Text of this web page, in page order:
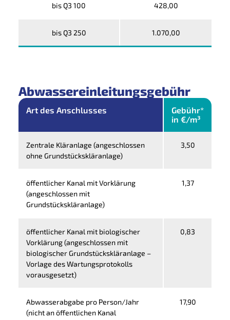
bis Q3 100 428,00
bis Q3 250 1.070,00
Abwassereinleitungsgebühr
Art des Anschlusses
Gebühr*
in €/m³
Zentrale Kläranlage (angeschlossen
ohne Grundstückskläranlage)
3,50
öffentlicher Kanal mit Vorklärung
(angeschlossen mit
Grundstückskläranlage)
1,37
öffentlicher Kanal mit biologischer
Vorklärung (angeschlossen mit
biologischer Grundstückskläranlage –
Vorlage des Wartungsprotokolls
vorausgesetzt)
0,83
Abwasserabgabe pro Person/Jahr
(nicht an öffentlichen Kanal
17,90